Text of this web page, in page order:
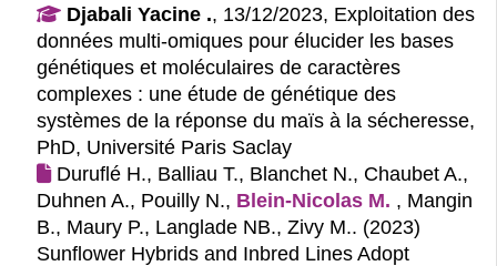
Djabali Yacine ., 13/12/2023, Exploitation des
données multi-omiques pour élucider les bases
génétiques et moléculaires de caractères
complexes : une étude de génétique des
systèmes de la réponse du maïs à la sécheresse,
PhD, Université Paris Saclay
Duruflé H., Balliau T., Blanchet N., Chaubet A.,
Duhnen A., Pouilly N., Blein-Nicolas M. , Mangin
B., Maury P., Langlade NB., Zivy M.. (2023)
Sunflower Hybrids and Inbred Lines Adopt